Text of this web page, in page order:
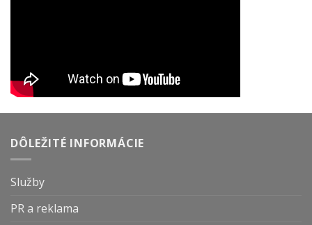
DÔLEŽITÉ INFORMÁCIE
Služby
PR a reklama